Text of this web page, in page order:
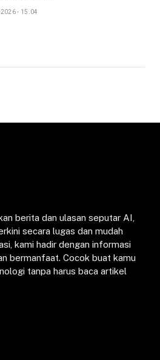
- 15.04
berita dan ulasan seputar AI,
secara lugas dan mudah
kami hadir dengan informasi
bermanfaat. Cocok buat kamu
tanpa harus baca artikel